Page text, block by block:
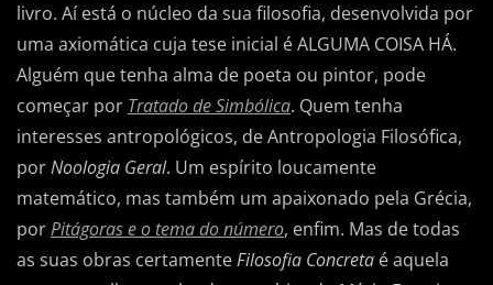
livro. Aí está o núcleo da sua filosofia, desenvolvida por
uma axiomática cuja tese inicial é ALGUMA COISA HÁ.
Alguém que tenha alma de poeta ou pintor, pode
começar por Tratado de Simbólica. Quem tenha
interesses antropológicos, de Antropologia Filosófica,
porNoologia Geral. Um espírito loucamente
matemático, mas também um apaixonado pela Grécia,
porPitágoras e o tema do número, enfim. Mas de todas
as suas obras certamenteFilosofia Concreta é aquela